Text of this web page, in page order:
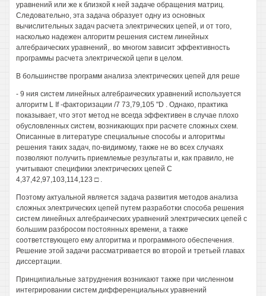
уравнений или же к близкой к ней задаче обращения матриц.
Следовательно, эта задача образует одну из основных
вычислительных задач расчета электрических цепей, и от того,
насколько надежен алгоритм решения систем линейных
алгебраических уравнений,. во многом зависит эффективность
программы расчета электрической цепи в целом.
В большинстве программ анализа электрических цепей для реше
- 9 ния систем линейных алгебраических уравнений используется
алгоритм L If -факторизации /7 73,79,105 "D . Однако, практика
показывает, что этот метод не всегда эффективен в случае плохо
обусловленных систем, возникающих при расчете сложных схем.
Описанные в литературе специальные способы и алгоритмы
решения таких задач, по-видимому, также не во всех случаях
позволяют получить приемлемые результаты и, как правило, не
учитывают специфики электрических цепей С
4,37,42,97,103,114,123 □ .
Поэтому актуальной является задача развития методов анализа
сложных электрических цепей путем разработки способа решения
систем линейных алгебраических уравнений электрических цепей с
большим разбросом постоянных времени, а также
соответствующего ему алгоритма и программного обеспечения.
Решение этой задачи рассматривается во второй и третьей главах
диссертации.
Принципиальные затруднения возникают также при численном
интегрировании систем дифференциальных уравнений